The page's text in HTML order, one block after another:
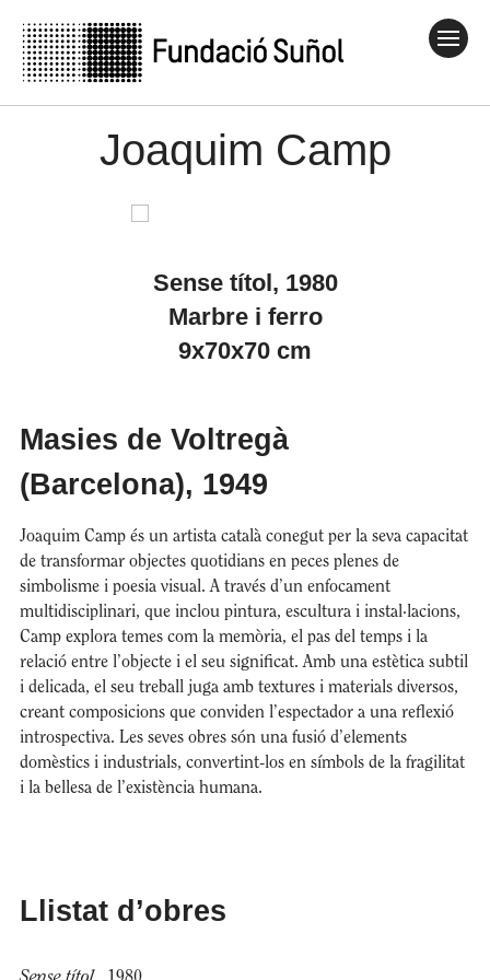
Joaquim Camp
Sense títol, 1980
Marbre i ferro
9x70x70 cm
Masies de Voltregà
(Barcelona), 1949
Joaquim Camp és un artista català conegut per la seva capacitat
de transformar objectes quotidians en peces plenes de
simbolisme i poesia visual. A través d’un enfocament
multidisciplinari, que inclou pintura, escultura i instal·lacions,
Camp explora temes com la memòria, el pas del temps i la
relació entre l’objecte i el seu significat. Amb una estètica subtil
i delicada, el seu treball juga amb textures i materials diversos,
creant composicions que conviden l’espectador a una reflexió
introspectiva. Les seves obres són una fusió d’elements
domèstics i industrials, convertint-los en símbols de la fragilitat
i la bellesa de l’existència humana.
Llistat d’obres
Sense títol